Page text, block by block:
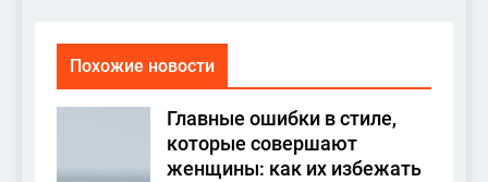
Похожие новости
Главные ошибки в стиле,
которые совершают
женщины: как их избежать